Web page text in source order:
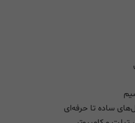
ساده تا حرفه‌ای